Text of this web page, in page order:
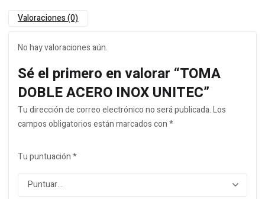
Valoraciones (0)
No hay valoraciones aún.
Sé el primero en valorar “TOMA
DOBLE ACERO INOX UNITEC”
Tu dirección de correo electrónico no será publicada.Los
campos obligatorios están marcados con*
Tu puntuación*